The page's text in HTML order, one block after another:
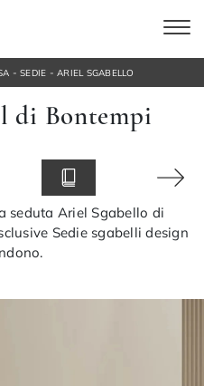
- SEDIE - ARIEL SGABELLO
di Bontempi
seduta Ariel Sgabello di
Sedie sgabelli design